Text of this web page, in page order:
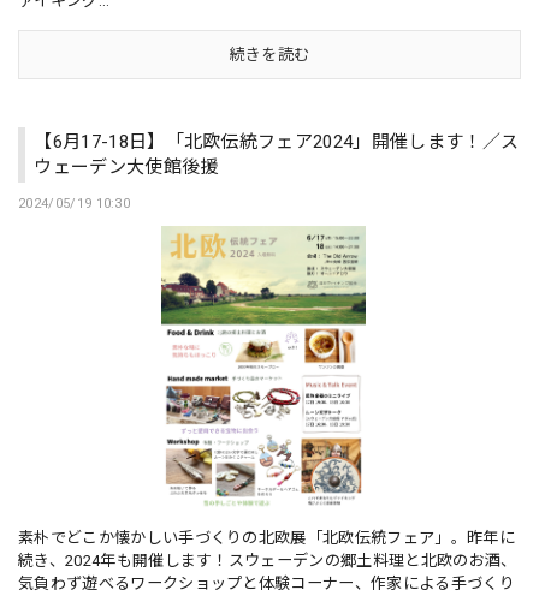
続きを読む
【6月17-18日】「北欧伝統フェア2024」開催します！／ス
ウェーデン大使館後援
2024/05/19 10:30
素朴でどこか懐かしい手づくりの北欧展「北欧伝統フェア」。昨年に
続き、2024年も開催します！スウェーデンの郷土料理と北欧のお酒、
気負わず遊べるワークショップと体験コーナー、作家による手づくり